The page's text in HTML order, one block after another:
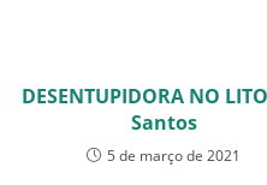
DESENTUPIDORA NO
Santos
5 de março de 2021